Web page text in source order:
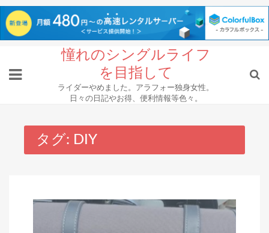
content
憧れのシングルライフ
を目指して
ライダーやめました。アラフォー独身女性。
日々の日記やお得、便利情報等色々。
タグ: DIY